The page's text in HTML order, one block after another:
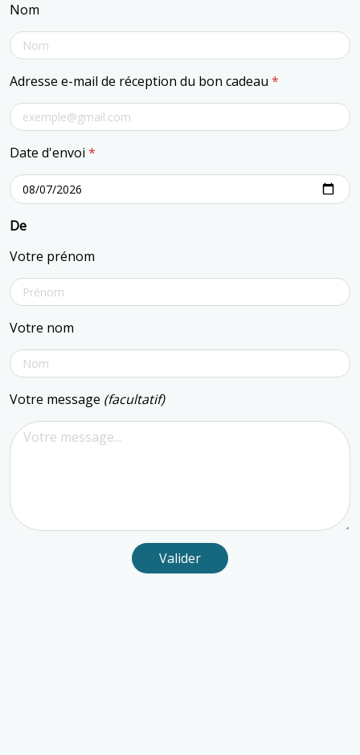
Nom
Adresse e-mail de réception du bon cadeau *
Date d'envoi *
De
Votre prénom
Votre nom
Votre message (facultatif)